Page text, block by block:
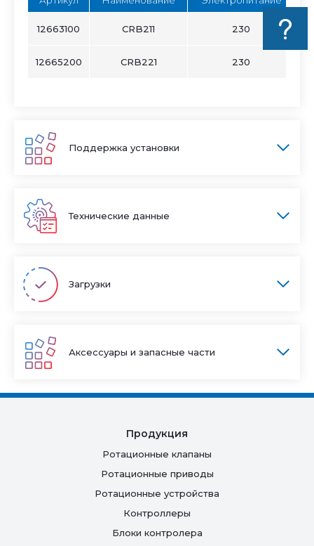
12663100 CRB211 230
12665200 CRB221 230
Поддержка установки
Технические данные
Загрузки
Аксессуары и запасные части
Продукция
Ротационные клапаны
Ротационные приводы
Ротационные устройства
Контроллеры
Блоки контролера